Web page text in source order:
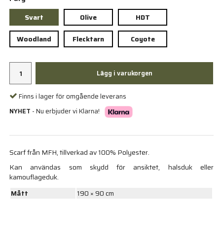
Svart Olive
HDT
Woodland
Flecktarn Coyote
Lägg i varukorgen
Finns i lager för omgående leverans
NYHET - Nu erbjuder vi Klarna!
Scarf från MFH, tillverkad av 100% Polyester.
Kan användas som skydd för ansiktet, halsduk eller
kamouflageduk.
Mått
190 × 90 cm